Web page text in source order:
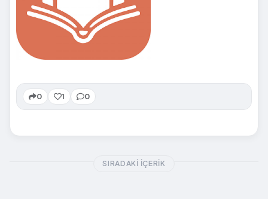
0 1 0
SIRADAKI İÇERIK